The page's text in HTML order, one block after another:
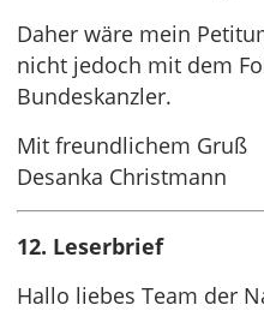
Daher wäre mein
nicht jedoch mit dem
Bundeskanzler.
Mit freundlichem Gruß
Desanka Christmann
12. Leserbrief
Hallo liebes Team der